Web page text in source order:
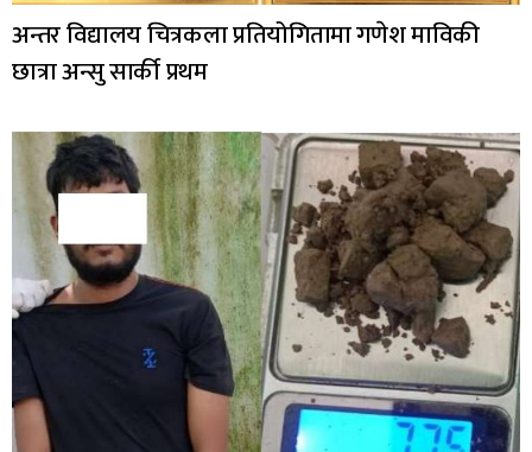
अन्तर विद्यालय चित्रकला प्रतियोगितामा गणेश माविकी
छात्रा अन्सु सार्की प्रथम